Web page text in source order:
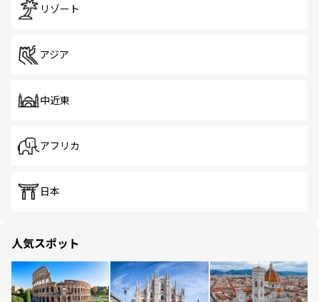
リゾート
アジア
中近東
アフリカ
日本
人気スポット